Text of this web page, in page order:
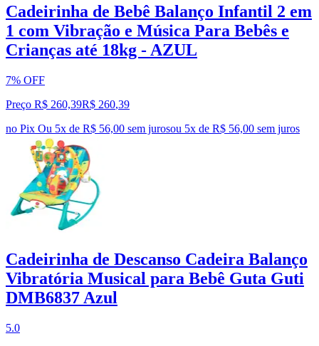
Cadeirinha de Bebê Balanço Infantil 2 em
1 com Vibração e Música Para Bebês e
Crianças até 18kg - AZUL
7% OFF
Preço R$ 260,39R$ 260,39
no Pix Ou 5x de R$ 56,00 sem jurosou 5x de R$ 56,00 sem juros
Cadeirinha de Descanso Cadeira Balanço
Vibratória Musical para Bebê Guta Guti
DMB6837 Azul
5.0